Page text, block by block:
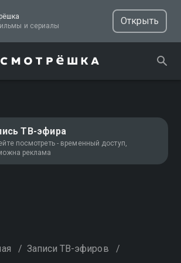
ТВ, фильмы и сериалы
Открыть
ТВ-эфира
посмотреть - временный доступ,
реклама
/ Записи ТВ-эфиров /